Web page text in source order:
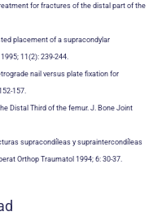
for fractures of the distal part of the
placement of a supracondylar
11(2): 239-244.
nail versus plate fixation for
157.
Distal Third of the femur. J. Bone Joint
supracondíleas y supraintercondíleas
Orthop Traumatol 1994; 6: 30-37.